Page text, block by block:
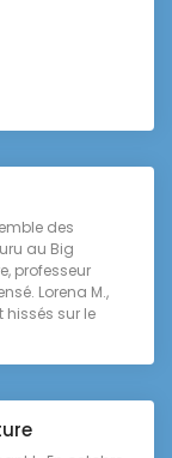
des
au Big
professeur
Lorena M.,
hissés sur le